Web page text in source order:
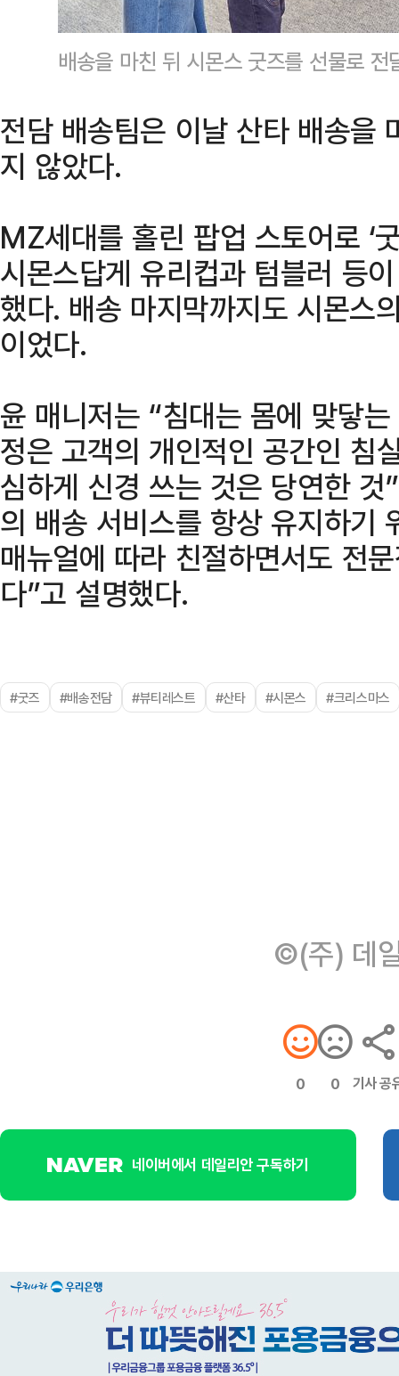
배송을 마친 뒤 시몬스 굿즈를 선물로
전담 배송팀은 이날 산타 배송을
지 않았다.
MZ세대를 홀린 팝업 스토어로 ‘
시몬스답게 유리컵과 텀블러 등
했다. 배송 마지막까지도 시몬스
이었다.
윤 매니저는 “침대는 몸에 맞닿
정은 고객의 개인적인 공간인 침
심하게 신경 쓰는 것은 당연한
의 배송 서비스를 항상 유지하기
매뉴얼에 따라 친절하면서도 전
다”고 설명했다.
#굿즈 #배송전담 #뷰티레스트 #산타 #시몬스 #크리스마스
©(주) 데
0 0 기사 공
네이버에서 데일리안 구독하기